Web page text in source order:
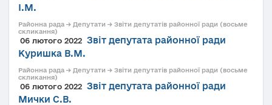
І.М.
Районна рада → Депутати → Звіти депутатів районної ради (восьме
скликання)
06 лютого 2022 Звіт депутата районної ради
Куришка В.М.
Районна рада → Депутати → Звіти депутатів районної ради (восьме
скликання)
06 лютого 2022 Звіт депутата районної ради
Мички С.В.